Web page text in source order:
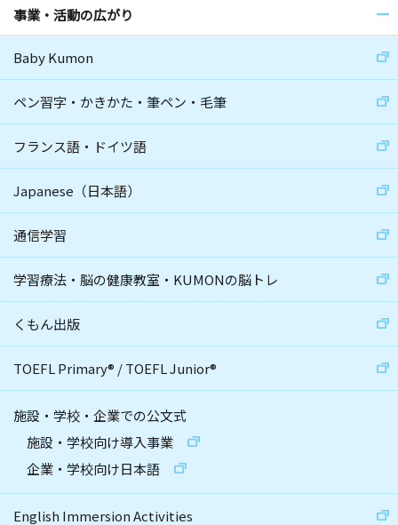
事業・活動の広がり
Baby Kumon
ペン習字・かきかた・筆ペン・毛筆
フランス語・ドイツ語
Japanese（日本語）
通信学習
学習療法・脳の健康教室・KUMONの脳トレ
くもん出版
TOEFL Primary® /TOEFL Junior®
施設・学校・企業での公文式
施設・学校向け導入事業
企業・学校向け日本語
English Immersion Activities